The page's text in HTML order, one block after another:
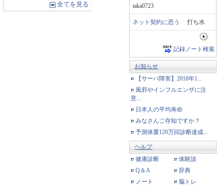
全てを見る
taka0723
ネット契約に思う 打ち水
記録ノート検索
お知らせ
【サーバ障害】2018年1...
風邪やインフルエンザに注
意...
日本人の平均寿命
みなさんご存知ですか？
予測体重120万回診断達成...
ヘルプ
健康診断
体験談
Q＆A
辞典
ノート
脳トレ